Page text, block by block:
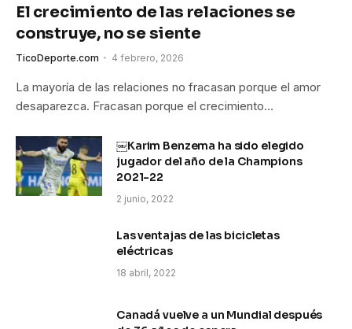
El crecimiento de las relaciones se
construye, no se siente
TicoDeporte.com 4 febrero, 2026
La mayoría de las relaciones no fracasan porque el amor
desaparezca. Fracasan porque el crecimiento…
￼Karim Benzema ha sido elegido
jugador del año de la Champions
2021-22
2 junio, 2022
Las ventajas de las bicicletas
eléctricas
18 abril, 2022
Canadá vuelve a un Mundial después